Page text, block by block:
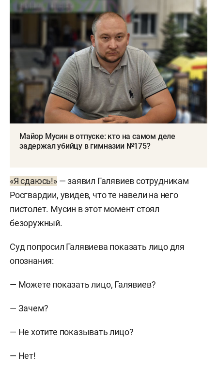
Майор Мусин в отпуске: кто на самом деле
задержал убийцу в гимназии №175?
«Я сдаюсь!»— заявил Галявиев сотрудникам
Росгвардии, увидев, что те навели на него
пистолет. Мусин в этот момент стоял
безоружный.
Суд попросил Галявиева показать лицо для
опознания:
— Можете показать лицо, Галявиев?
— Зачем?
— Не хотите показывать лицо?
— Нет!